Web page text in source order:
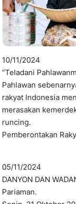
10/11/2024
“Teladani
Pahlawan
rakyat Indonesia
merasakan
runcing.
Pemberontakan
05/11/2024
DANYON DAN
Pariaman.